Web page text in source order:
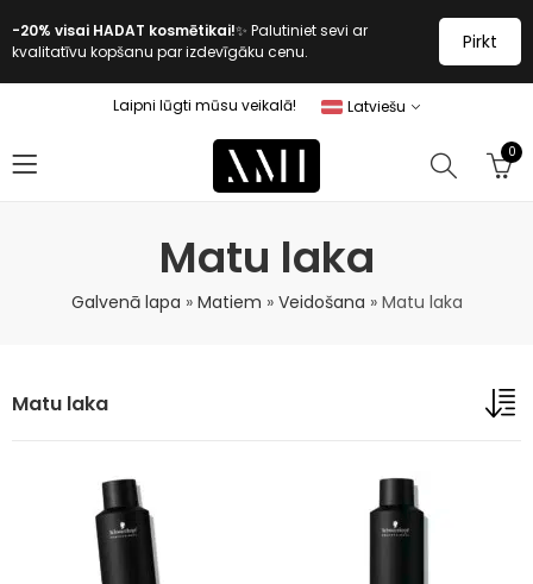
-20% visai HADAT kosmētikai!✨ Palutiniet sevi ar
kvalitatīvu kopšanu par izdevīgāku cenu.
Pirkt
Laipni lūgti mūsu veikalā! Latviešu
0
Matu laka
Galvenā lapa » Matiem » Veidošana » Matu laka
Matu laka